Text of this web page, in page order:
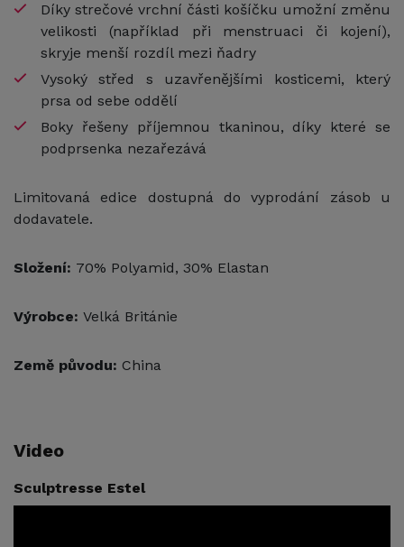
Díky strečové vrchní části košíčku umožní změnu
velikosti (například při menstruaci či kojení),
skryje menší rozdíl mezi ňadry
Vysoký střed s uzavřenějšími kosticemi, který
prsa od sebe oddělí
Boky řešeny příjemnou tkaninou, díky které se
podprsenka nezařezává
Limitovaná edice dostupná do vyprodání zásob u
dodavatele.
Složení: 70% Polyamid, 30% Elastan
Výrobce: Velká Británie
Země původu: China
Video
Sculptresse Estel